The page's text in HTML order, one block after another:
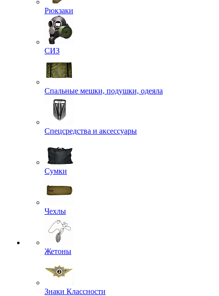
Рюкзаки
СИЗ
Спальные мешки, подушки, одеяла
Спецсредства и аксессуары
Сумки
Чехлы
Жетоны
Знаки Классности